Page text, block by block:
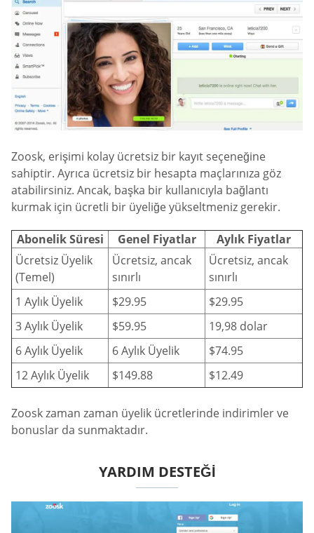
Zoosk, erişimi kolay ücretsiz bir kayıt seçeneğine
sahiptir. Ayrıca ücretsiz bir hesapta maçlarınıza göz
atabilirsiniz. Ancak, başka bir kullanıcıyla bağlantı
kurmak için ücretli bir üyeliğe yükseltmeniz gerekir.
Abonelik Süresi Genel Fiyatlar
Aylık Fiyatlar
Ücretsiz Üyelik
(Temel)
Ücretsiz, ancak
sınırlı
Ücretsiz, ancak
sınırlı
1 Aylık Üyelik
$29.95
$29.95
3 Aylık Üyelik
$59.95
19,98 dolar
6 Aylık Üyelik
6 Aylık Üyelik
$74.95
12 Aylık Üyelik
$149.88 $12.49
Zoosk zaman zaman üyelik ücretlerinde indirimler ve
bonuslar da sunmaktadır.
YARDIM DESTEĞI